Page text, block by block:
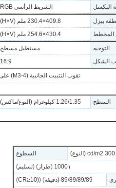
الشريط الرأسي RGB البكسل
409.8×230.4 ملم (H×V) بيزل
430.4×254.6 ملم (H×V) المخطط
مستطيل مسطح التوجيه
16:9 الشكل
ثقوب التثبيت الجانبية (4-M3) على اليسار ، اليمين اللوحة
1.26/1.35 كيلوغرام (النوع/ماكس) السطح
السطوع 300 cd/m2 (النوع)
1000١ (طراز) (تسليم)
89/89/89/89 (دقيقة) ((CR≥10)